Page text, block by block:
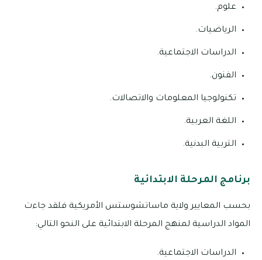
علوم.
الرياضيات.
الدراسات الاجتماعية.
الفنون.
تكنولوجيا المعلومات والاتصالات.
اللغة العربية.
التربية البدنية.
برنامج المرحلة الابتدائية
بحسب المعايير ولاية ماساتشوستس الأمريكية فلقد جاءت
المواد الدراسية لمنهج المرحلة الابتدائية على النحو التالي:
الدراسات الاجتماعية.